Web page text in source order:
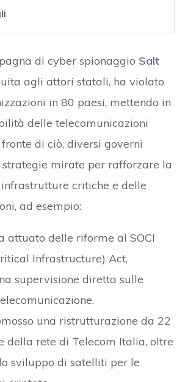
di cyber spionaggio Salt
agli attori statali, ha violato
in 80 paesi, mettendo in
delle telecomunicazioni
di ciò, diversi governi
mirate per rafforzare la
critiche e delle
ad esempio:
attuato delle riforme al SOCI
Infrastructure) Act,
supervisione diretta sulle
una ristrutturazione da 22
della rete di Telecom Italia, oltre
sviluppo di satelliti per le